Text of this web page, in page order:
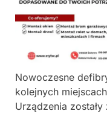
Nowoczesne
kolejnych
Urządzenia